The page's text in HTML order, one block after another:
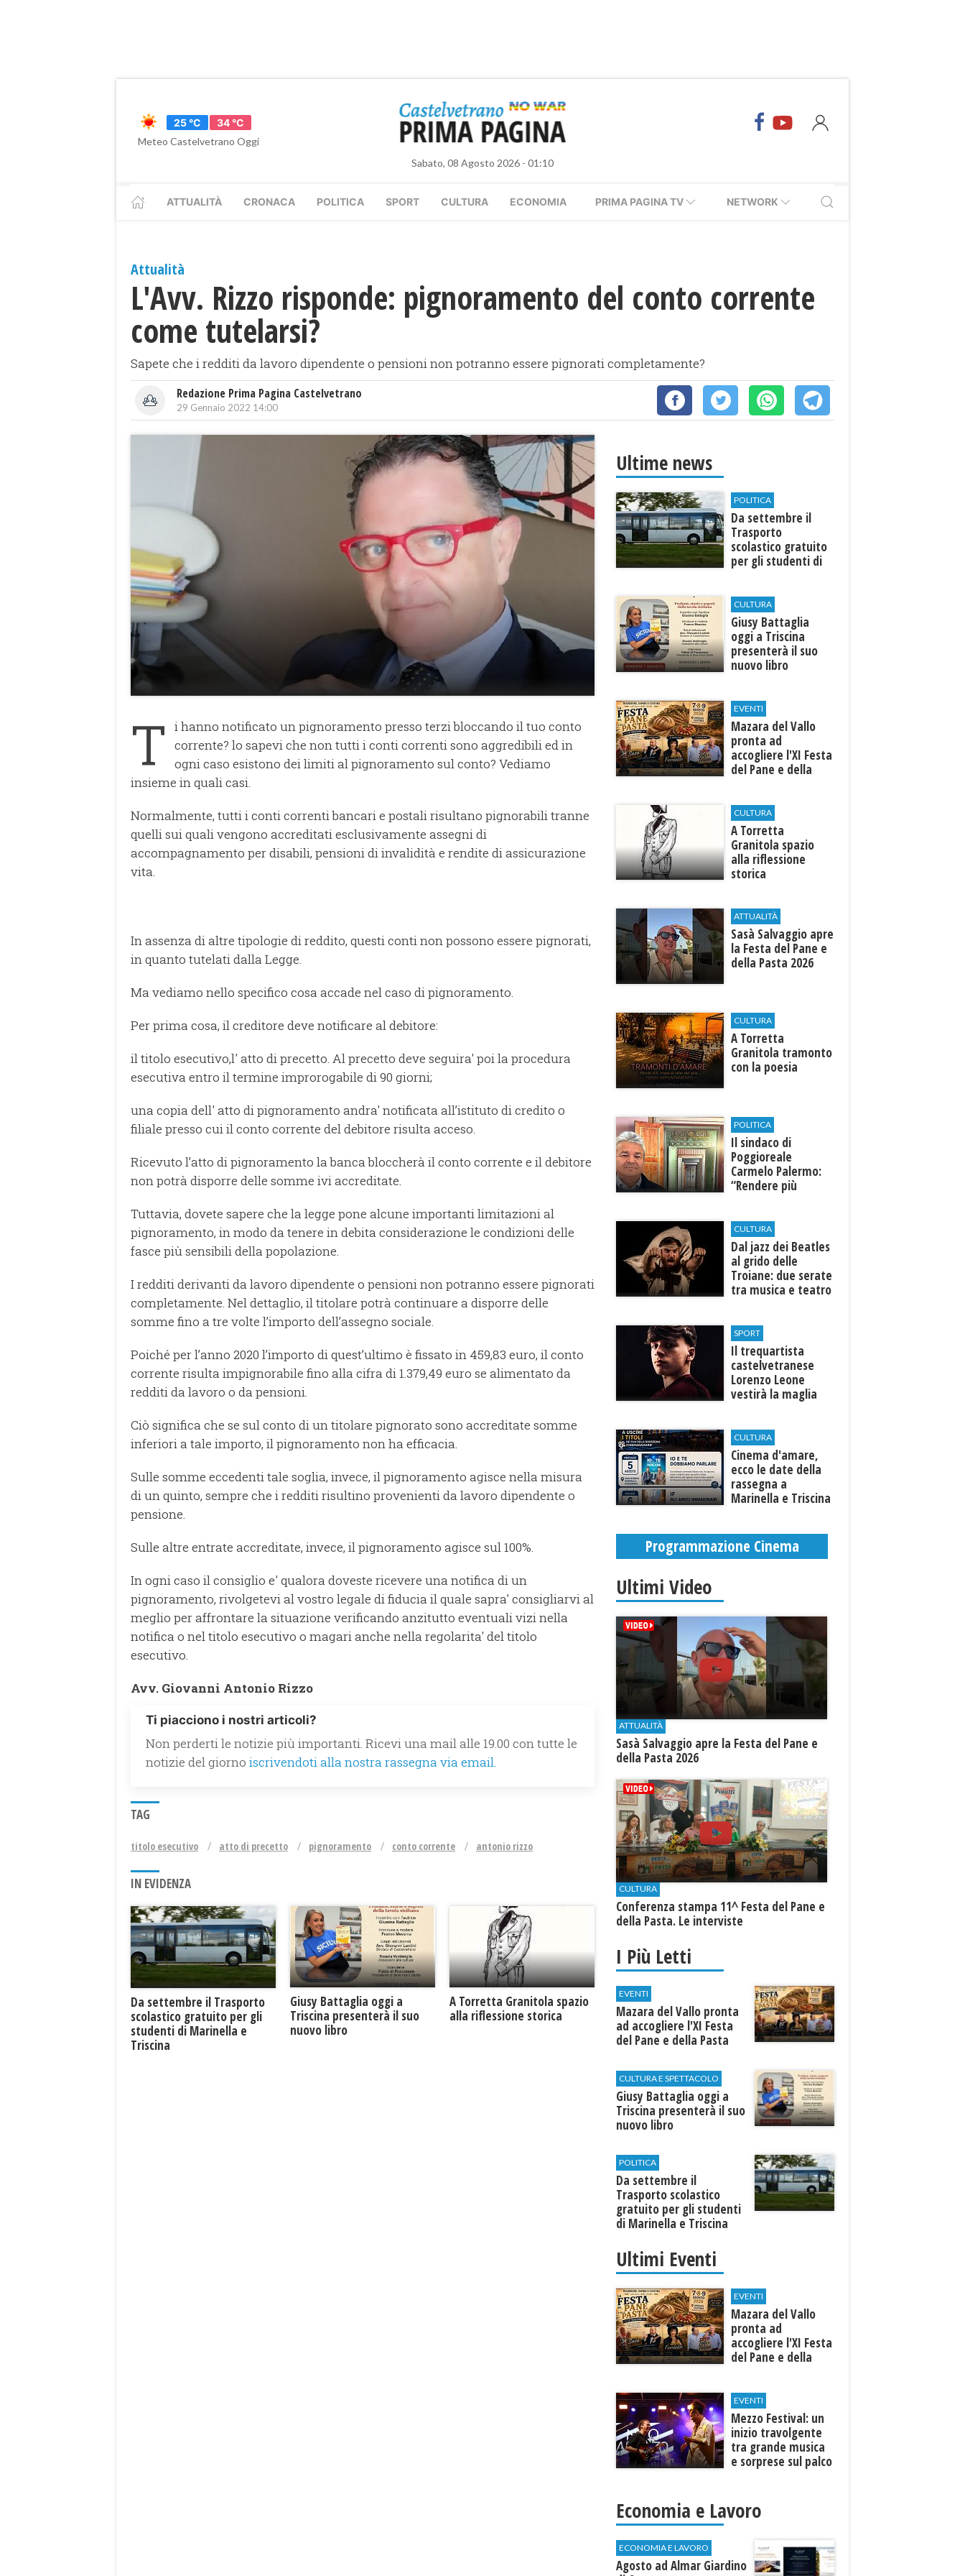
25 °C
34 °C
Meteo Castelvetrano Oggi
Sabato, 08 Agosto 2026 - 01:10
ATTUALITÀ CRONACA POLITICA SPORT CULTURA ECONOMIA PRIMA PAGINA TV NETWORK
Attualità
L'Avv. Rizzo risponde: pignoramento del conto corrente
come tutelarsi?
Sapete che i redditi da lavoro dipendente o pensioni non potranno essere pignorati completamente?
Redazione Prima Pagina Castelvetrano
29 Gennaio 2022 14:00
T
i hanno notificato un pignoramento presso terzi bloccando il tuo conto
corrente? lo sapevi che non tutti i conti correnti sono aggredibili ed in
ogni caso esistono dei limiti al pignoramento sul conto? Vediamo
insieme in quali casi.
Normalmente, tutti i conti correnti bancari e postali risultano pignorabili tranne
quelli sui quali vengono accreditati esclusivamente assegni di
accompagnamento per disabili, pensioni di invalidità e rendite di assicurazione
vita.
In assenza di altre tipologie di reddito, questi conti non possono essere pignorati,
in quanto tutelati dalla Legge.
Ma vediamo nello specifico cosa accade nel caso di pignoramento.
Per prima cosa, il creditore deve notificare al debitore:
il titolo esecutivo,l' atto di precetto. Al precetto deve seguira' poi la procedura
esecutiva entro il termine improrogabile di 90 giorni;
una copia dell' atto di pignoramento andra' notificata all’istituto di credito o
filiale presso cui il conto corrente del debitore risulta acceso.
Ricevuto l’atto di pignoramento la banca bloccherà il conto corrente e il debitore
non potrà disporre delle somme ivi accreditate.
Tuttavia, dovete sapere che la legge pone alcune importanti limitazioni al
pignoramento, in modo da tenere in debita considerazione le condizioni delle
fasce più sensibili della popolazione.
I redditi derivanti da lavoro dipendente o pensioni non potranno essere pignorati
completamente. Nel dettaglio, il titolare potrà continuare a disporre delle
somme fino a tre volte l’importo dell’assegno sociale.
Poiché per l’anno 2020 l’importo di quest’ultimo è fissato in 459,83 euro, il conto
corrente risulta impignorabile fino alla cifra di 1.379,49 euro se alimentato da
redditi da lavoro o da pensioni.
Ciò significa che se sul conto di un titolare pignorato sono accreditate somme
inferiori a tale importo, il pignoramento non ha efficacia.
Sulle somme eccedenti tale soglia, invece, il pignoramento agisce nella misura
di un quinto, sempre che i redditi risultino provenienti da lavoro dipendente o
pensione.
Sulle altre entrate accreditate, invece, il pignoramento agisce sul 100%.
In ogni caso il consiglio e' qualora doveste ricevere una notifica di un
pignoramento, rivolgetevi al vostro legale di fiducia il quale sapra' consigliarvi al
meglio per affrontare la situazione verificando anzitutto eventuali vizi nella
notifica o nel titolo esecutivo o magari anche nella regolarita' del titolo
esecutivo.
Avv. Giovanni Antonio Rizzo
Ti piacciono i nostri articoli?
Non perderti le notizie più importanti. Ricevi una mail alle 19.00 con tutte le
notizie del giorno iscrivendoti alla nostra rassegna via email.
TAG
titolo esecutivo atto di precetto pignoramento conto corrente antonio rizzo
IN EVIDENZA
Da settembre il Trasporto
scolastico gratuito per gli
studenti di Marinella e
Triscina
Giusy Battaglia oggi a
Triscina presenterà il suo
nuovo libro
​A Torretta Granitola spazio
alla riflessione storica
Ultime news
POLITICA
Da settembre il
Trasporto
scolastico gratuito
per gli studenti di
CULTURA
Giusy Battaglia
oggi a Triscina
presenterà il suo
nuovo libro
EVENTI
Mazara del Vallo
pronta ad
accogliere l'XI Festa
del Pane e della
CULTURA
​A Torretta
Granitola spazio
alla riflessione
storica
ATTUALITÀ
Sasà Salvaggio apre
la Festa del Pane e
della Pasta 2026
CULTURA
​A Torretta
Granitola tramonto
con la poesia
POLITICA
Il sindaco di
Poggioreale
Carmelo Palermo:
“Rendere più
Castelvetrano."
CULTURA
Dal jazz dei Beatles
al grido delle
Troiane: due serate
tra musica e teatro
SPORT
Il trequartista
castelvetranese
Lorenzo Leone
vestirà la maglia
CULTURA
Cinema d'amare,
ecco le date della
rassegna a
Marinella e Triscina
Programmazione Cinema
Ultimi Video
ATTUALITÀ
Sasà Salvaggio apre la Festa del Pane e
della Pasta 2026
CULTURA
Conferenza stampa 11^ Festa del Pane e
della Pasta. Le interviste
I Più Letti
EVENTI
Mazara del Vallo pronta
ad accogliere l'XI Festa
del Pane e della Pasta
CULTURA E SPETTACOLO
Giusy Battaglia oggi a
Triscina presenterà il suo
nuovo libro
POLITICA
Da settembre il
Trasporto scolastico
gratuito per gli studenti
di Marinella e Triscina
Ultimi Eventi
EVENTI
Mazara del Vallo
pronta ad
accogliere l'XI Festa
del Pane e della
EVENTI
Mezzo Festival: un
inizio travolgente
tra grande musica
e sorprese sul palco
Economia e Lavoro
ECONOMIA E LAVORO
Agosto ad Almar Giardino